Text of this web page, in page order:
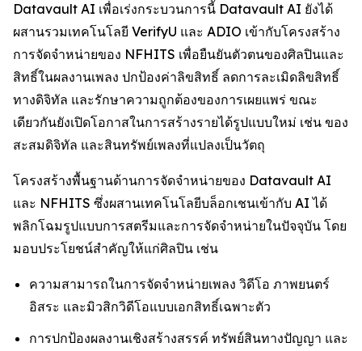
Datavault AI เพื่อเร่งกระบวนการนี้ Datavault AI ยังได้
ผสานรวมเทคโนโลยี VerifyU และ ADIO เข้ากับโครงสร้าง
การจัดจำหน่ายของ NFHITS เพื่อยืนยันตัวตนของศิลปินและ
สิทธิ์ในผลงานเพลง ปกป้องค่าลิขสิทธิ์ ลดการละเมิดลิขสิทธิ์
ทางดิจิทัล และรักษาความถูกต้องของการเผยแพร่ ขณะ
เดียวกันยังเปิดโอกาสในการสร้างรายได้รูปแบบใหม่ เช่น ของ
สะสมดิจิทัล และสินทรัพย์เพลงที่แปลงเป็นวัตถุ
โครงสร้างพื้นฐานด้านการจัดจำหน่ายของ Datavault AI
และ NFHITS ซึ่งผสานเทคโนโลยีบล็อกเชนเข้ากับ AI ได้
พลิกโฉมรูปแบบการสตรีมและการจัดจำหน่ายในปัจจุบัน โดย
มอบประโยชน์สำคัญให้แก่ศิลปิน เช่น
ความสามารถในการจัดจำหน่ายเพลง วิดีโอ ภาพยนตร์
อิสระ และมิวสิกวิดีโอแบบเอกสิทธิ์เฉพาะตัว
การปกป้องผลงานเชิงสร้างสรรค์ ทรัพย์สินทางปัญญา และ